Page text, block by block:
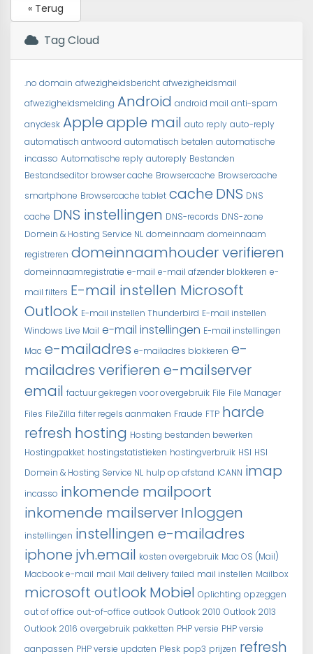
« Terug
Tag Cloud
.no domain afwezigheidsbericht afwezigheidsmail
afwezigheidsmelding Android android mail anti-spam
anydesk Appleapple mail auto reply auto-reply
automatisch antwoord automatisch betalen automatische
incasso Automatische reply autoreply Bestanden
Bestandseditor browser cache Browsercache Browsercache
smartphone Browsercache tablet cache DNS DNS
cache DNS instellingen DNS-records DNS-zone
Domein & Hosting Service NL domeinnaam domeinnaam
registreren domeinnaamhouder verifieren
domeinnaamregistratie e-mail e-mail afzender blokkeren e-
mail filters E-mail instellen Microsoft
Outlook E-mail instellen Thunderbird E-mail instellen
Windows Live Mail e-mail instellingen E-mail instellingen
Mac e-mailadres e-mailadres blokkeren e-
mailadres verifieren e-mailserver
email factuur gekregen voor overgebruik File File Manager
Files FileZilla filter regels aanmaken Fraude FTP harde
refresh hosting Hosting bestanden bewerken
Hostingpakket hostingstatistieken hostingverbruik HSI HSI
Domein & Hosting Service NL hulp op afstand ICANN imap
incasso inkomende mailpoort
inkomende mailserverInloggen
instellingen instellingen e-mailadres
iphone jvh.email kosten overgebruik Mac OS (Mail)
Macbook e-mail mail Mail delivery failed mail instellen Mailbox
microsoft outlookMobiel Oplichting opzeggen
out of office out-of-office outlook Outlook 2010 Outlook 2013
Outlook 2016 overgebruik pakketten PHP versie PHP versie
aanpassen PHP versie updaten Plesk pop3 prijzen refresh